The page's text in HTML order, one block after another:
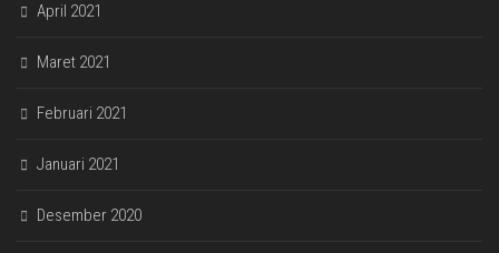
April 2021
Maret 2021
Februari 2021
Januari 2021
Desember 2020